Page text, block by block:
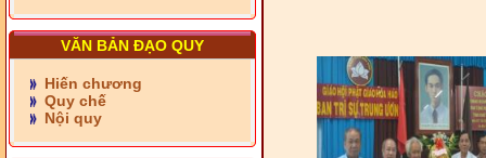
VĂN BẢN ĐẠO QUY
Hiến chương
Quy chế
Nội quy
- Xã Châu Phú khánh
thành cầu Kênh 7 - Nam
kênh Quốc Gia
- Xã Phú Lâm bàn giao 9
căn nhà Đại đoàn kết